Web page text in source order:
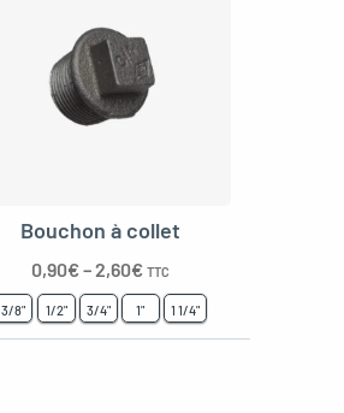
Bouchon à collet
0,90€–2,60€ TTC
3/8" 1/2" 3/4" 1" 1 1/4"